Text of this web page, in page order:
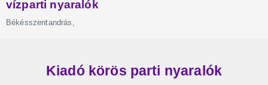
Kiadó körös parti nyaralók